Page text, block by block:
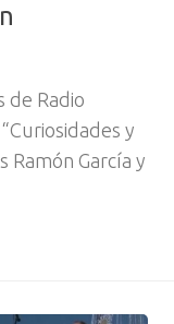
de Radio
y
Ramón García y